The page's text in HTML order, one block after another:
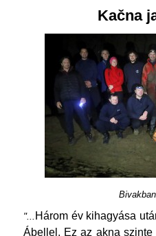
Kačna
"...
Három év kihagyása
Ábellel. Ez az akna